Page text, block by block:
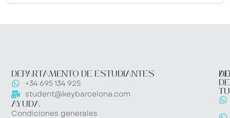
DE
DEPARTAMENTO DE ESTUDIANTES
+34 695 134 925
student@keybarcelona.com
AYUDA
Condiciones generales